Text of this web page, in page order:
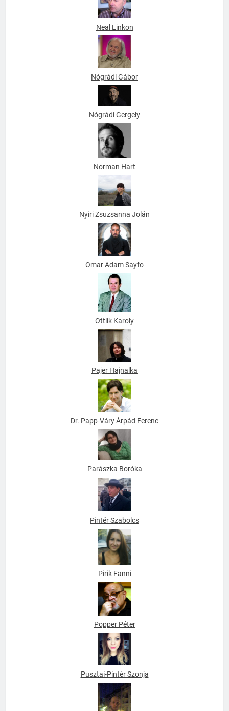
Neal Linkon
Nógrádi Gábor
Nógrádi Gergely
Norman Hart
Nyiri Zsuzsanna Jolán
Omar Adam Sayfo
Ottlik Karoly
Pajer Hajnalka
Dr. Papp-Váry Árpád Ferenc
Parászka Boróka
Pintér Szabolcs
Pirik Fanni
Popper Péter
Pusztai-Pintér Szonja